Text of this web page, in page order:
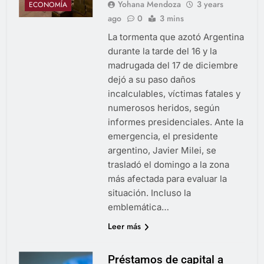
ECONOMÍA Yohana Mendoza
3 years
ago
0 3 mins
La tormenta que azotó Argentina
durante la tarde del 16 y la
madrugada del 17 de diciembre
dejó a su paso daños
incalculables, víctimas fatales y
numerosos heridos, según
informes presidenciales. Ante la
emergencia, el presidente
argentino, Javier Milei, se
trasladó el domingo a la zona
más afectada para evaluar la
situación. Incluso la
emblemática…
Leer más
Préstamos de capital a